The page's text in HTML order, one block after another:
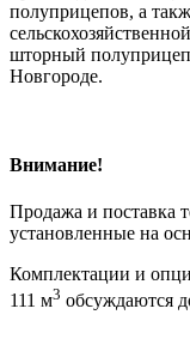
полуприцепов, а
шторный
Новгороде.
Внимание!
Продажа и поставка
установленные на
Комплектации и
111 м3 обсуждаются